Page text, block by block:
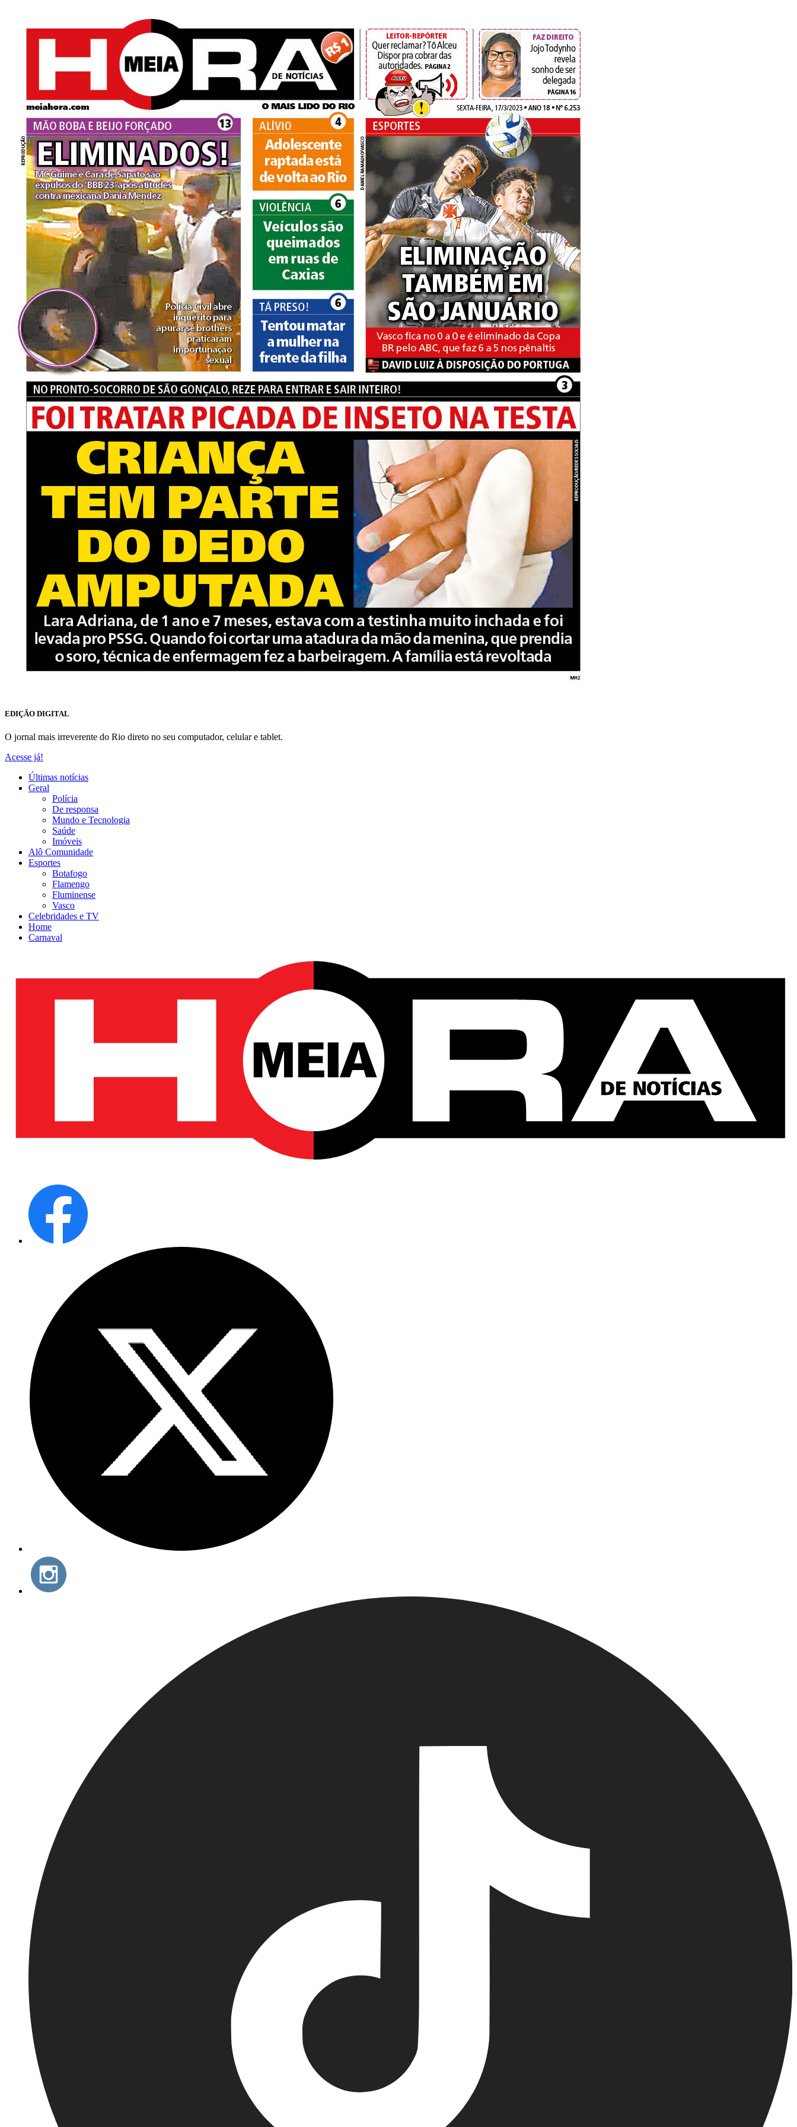
EDIÇÃO DIGITAL
O jornal mais irreverente do Rio direto no seu computador, celular e tablet.
Acesse já!
Últimas notícias
Geral
Polícia
De responsa
Mundo e Tecnologia
Saúde
Imóveis
Alô Comunidade
Esportes
Botafogo
Flamengo
Fluminense
Vasco
Celebridades e TV
Home
Carnaval